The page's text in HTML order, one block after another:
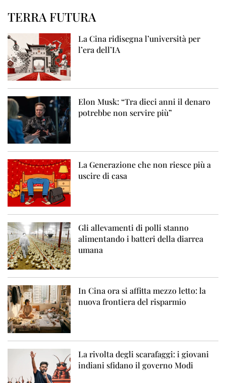
TERRA FUTURA
La Cina ridisegna l’università per
l’era dell’IA
Elon Musk: “Tra dieci anni il denaro
potrebbe non servire più”
La Generazione che non riesce più a
uscire di casa
Gli allevamenti di polli stanno
alimentando i batteri della diarrea
umana
In Cina ora si affitta mezzo letto: la
nuova frontiera del risparmio
La rivolta degli scarafaggi: i giovani
indiani sfidano il governo Modi